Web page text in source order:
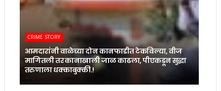
CRIME STORY
आमदारांनी वाळेच्या दोन कानफाडीत टेकविल्या, वीज
मागितली तर कानाखाली जाळ काढला, पीएकडून सुद्धा
तरुणाला धक्काबुक्की.!